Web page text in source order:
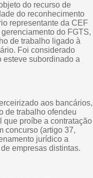
do recurso de
do reconhecimento
representante da CEF
do FGTS,
de trabalho ligado à
Foi considerado
esteve subordinado a
aos bancários,
de trabalho ofendeu
que proíbe a contratação
concurso (artigo 37,
jurídico a
empresas distintas.